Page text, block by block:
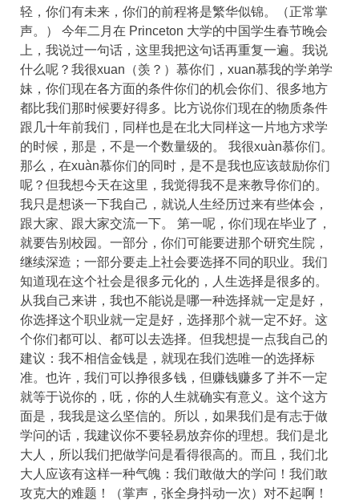
轻，你们有未来，你们的前程将是繁华似锦。（正常掌
声。） 今年二月在 Princeton 大学的中国学生春节晚会
上，我说过一句话，这里我把这句话再重复一遍。我说
什么呢？我很xuan（羡？）慕你们，xuan慕我的学弟学
妹，你们现在各方面的条件你们的机会你们、很多地方
都比我们那时候要好得多。比方说你们现在的物质条件
跟几十年前我们，同样也是在北大同样这一片地方求学
的时候，那是，不是一个数量级的。 我很xuàn慕你们。
那么，在xuàn慕你们的同时，是不是我也应该鼓励你们
呢？但我想今天在这里，我觉得我不是来教导你们的。
我只是想谈一下我自己，就说人生经历过来有些体会，
跟大家、跟大家交流一下。 第一呢，你们现在毕业了，
就要告别校园。一部分，你们可能要进那个研究生院，
继续深造；一部分要走上社会要选择不同的职业。我们
知道现在这个社会是很多元化的，人生选择是很多的。
从我自己来讲，我也不能说是哪一种选择就一定是好，
你选择这个职业就一定是好，选择那个就一定不好。这
个你们都可以、都可以去选择。但我想提一点我自己的
建议：我不相信金钱是，就现在我们选唯一的选择标
准。也许，我们可以挣很多钱，但赚钱赚多了并不一定
就等于说你的，呒，你的人生就确实有意义。这个这方
面是，我我是这么坚信的。所以，如果我们是有志于做
学问的话，我建议你不要轻易放弃你的理想。我们是北
大人，所以我们把做学问是看得很高的。而且，我们北
大人应该有这样一种气魄：我们敢做大的学问！我们敢
攻克大的难题！（掌声，张全身抖动一次）对不起啊！